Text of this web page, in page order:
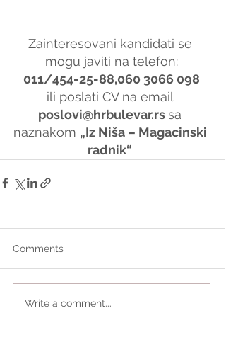
Zainteresovani kandidati se
mogu javiti na telefon:
011/454-25-88,060 3066 098
ili poslati CV na email
poslovi@hrbulevar.rs sa
naznakom „Iz Niša – Magacinski
radnik“
Comments
Write a comment...